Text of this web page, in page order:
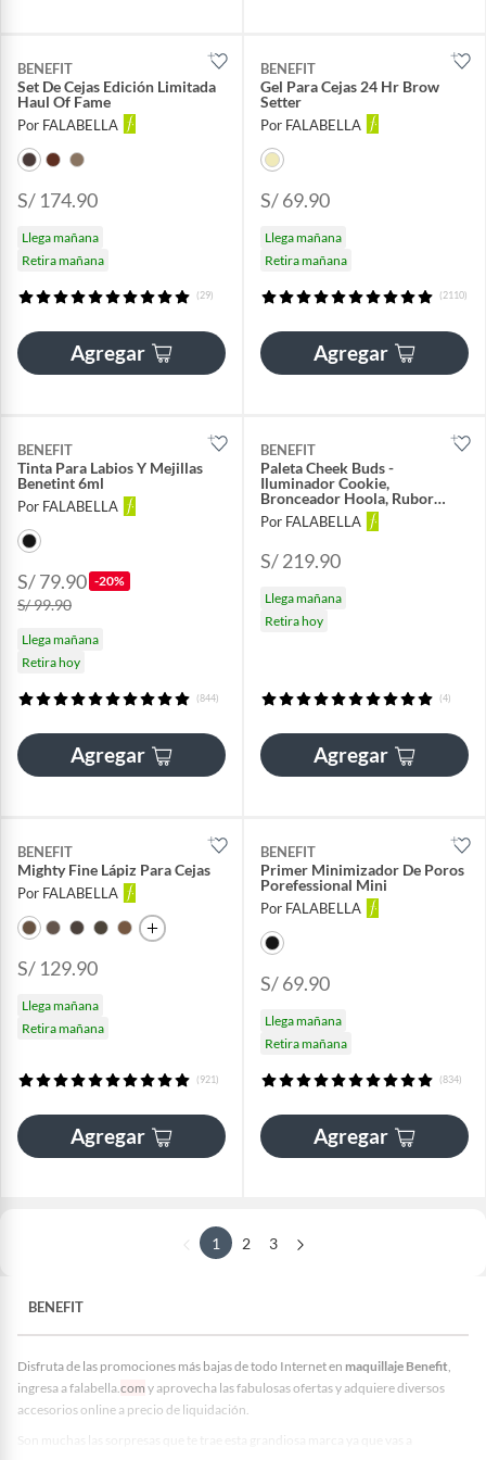
BENEFIT
Set De Cejas Edición Limitada
Haul Of Fame
Por FALABELLA
S/ 174.90
Llega mañana
Retira mañana
(29)
Agregar
BENEFIT
Gel Para Cejas 24 Hr Brow
Setter
Por FALABELLA
S/ 69.90
Llega mañana
Retira mañana
(2110)
Agregar
BENEFIT
Tinta Para Labios Y Mejillas
Benetint 6ml
Por FALABELLA
S/ 79.90 -20%
S/ 99.90
Llega mañana
Retira hoy
(844)
Agregar
BENEFIT
Paleta Cheek Buds -
Iluminador Cookie,
Bronceador Hoola, Rubor
Pompom y Shellie Gleam
Por FALABELLA
S/ 219.90
Llega mañana
Retira hoy
(4)
Agregar
BENEFIT
Mighty Fine Lápiz Para Cejas
Por FALABELLA
S/ 129.90
Llega mañana
Retira mañana
(921)
Agregar
BENEFIT
Primer Minimizador De Poros
Porefessional Mini
Por FALABELLA
S/ 69.90
Llega mañana
Retira mañana
(834)
Agregar
1 2 3
BENEFIT
Disfruta de las promociones más bajas de todo Internet en maquillaje Benefit,
ingresa a falabella.com y aprovecha las fabulosas ofertas y adquiere diversos
accesorios online a precio de liquidación.
Son muchas las sorpresas que te trae esta grandiosa marca ya que vas a